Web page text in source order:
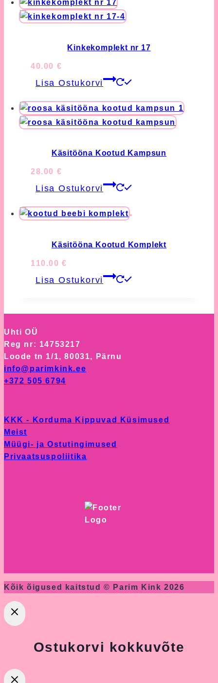
Kinkekomplekt nr 17
40.00 €
Lisa Ostukorvi
Käsitööna Kootud Kampsun
28.00 €
Lisa Ostukorvi
Käsitööna Kootud Komplekt
110.00€
Lisa Ostukorvi
Uhti OÜ
Reg nr: 14753217
Loode tn 1/1, 80031, Pärnu
info@parimkink.ee
+372 505 6794
KKK - Korduma Kippuvad Küsimused
Meist
Müügi- ja Ostutingimused
Privaatsuspoliitika
Kõik õigused kaitstud © Parim Kink 2026
Ostukorvi kokkuvõte